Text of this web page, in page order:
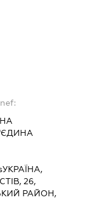
"ЄДИНА
УКРАЇНА,
26,
РАЙОН,